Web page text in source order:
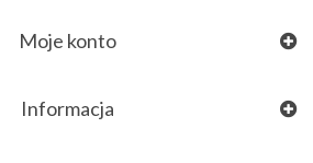
Moje konto
Informacja